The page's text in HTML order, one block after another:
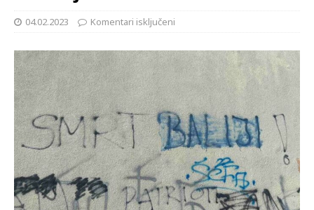
04.02.2023 Komentari isključeni